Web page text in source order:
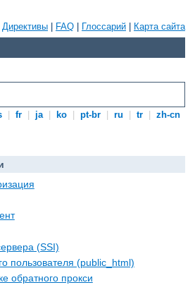
Директивы FAQ Глоссарий Карта сайта
fr ja ko pt-br ru tr zh-cn
(SSI)
пользователя (public_html)
обратного прокси